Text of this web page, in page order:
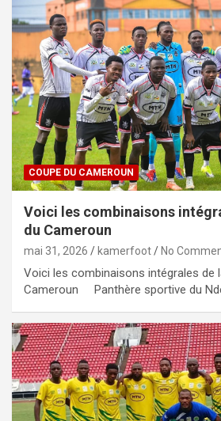
COUPE DU CAMEROUN
Voici les combinaisons
du Cameroun
mai 31, 2026 kamerfoot No
Voici les combinaisons intégrales de
Cameroun Panthère sportive du